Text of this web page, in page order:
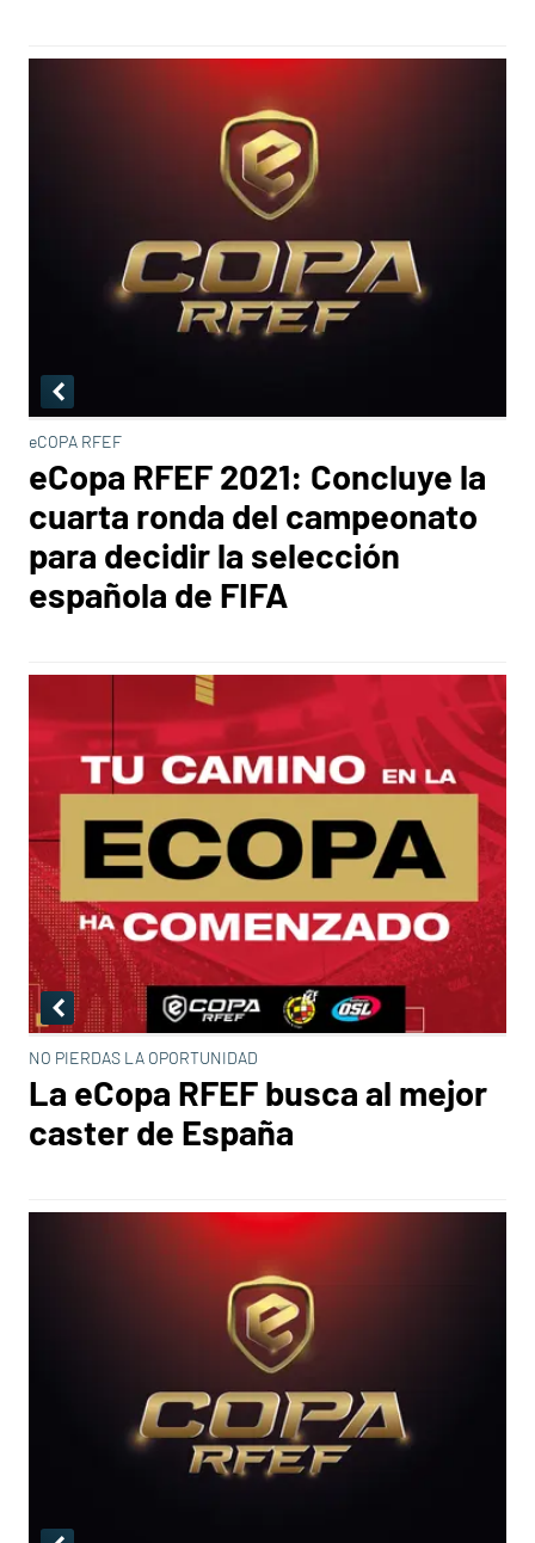
eCOPA RFEF
eCopa RFEF 2021: Concluye la
cuarta ronda del campeonato
para decidir la selección
española de FIFA
NO PIERDAS LA OPORTUNIDAD
La eCopa RFEF busca al mejor
caster de España